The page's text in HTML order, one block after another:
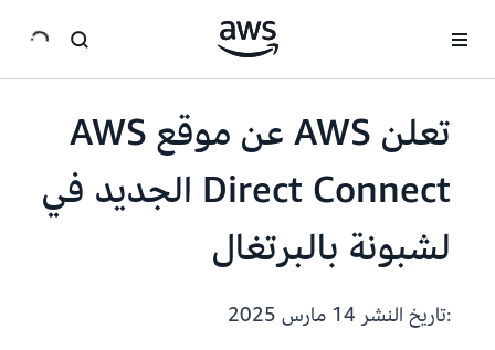
تعلن AWS عن موقع AWS
Direct Connect الجديد في
لشبونة بالبرتغال
:تاريخ النشر